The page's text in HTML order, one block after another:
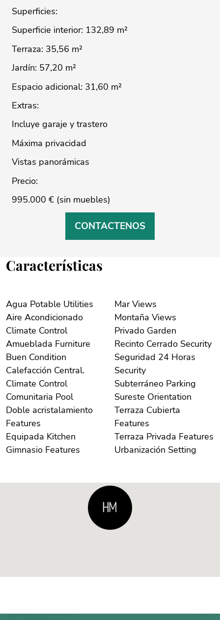
Superficies:
Superficie ‌interior: 132,89 ‌m²
Terraza: ‌35,56 ‌m²
Jardín: ‌57,20 ‌m²
Espacio adicional: 31,60 ‌m²
Extras:
Incluye garaje y ‌trastero
Máxima ‌privacidad
Vistas ‌panorámicas
Precio:
995.000 ‌€ ‌(sin ‌muebles)
CONTACTENOS
Características
Agua Potable Utilities
Aire Acondicionado
Climate Control
Amueblada Furniture
Buen Condition
Calefacción Central.
Climate Control
Comunitaria Pool
Doble acristalamiento
Features
Equipada Kitchen
Gimnasio Features
Mar Views
Montaña Views
Privado Garden
Recinto Cerrado Security
Seguridad 24 Horas
Security
Subterráneo Parking
Sureste Orientation
Terraza Cubierta
Features
Terraza Privada Features
Urbanización Setting